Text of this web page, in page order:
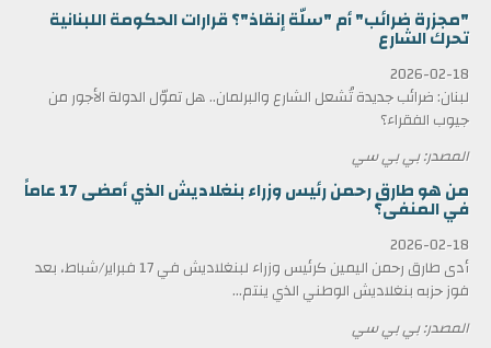
"مجزرة ضرائب" أم "سلّة إنقاذ"؟ قرارات الحكومة اللبنانية
تحرك الشارع
2026-02-18
لبنان: ضرائب جديدة تُشعل الشارع والبرلمان.. هل تموّل الدولة الأجور من
جيوب الفقراء؟
المصدر: بي بي سي
من هو طارق رحمن رئيس وزراء بنغلاديش الذي أمضى 17 عاماً
في المنفى؟
2026-02-18
أدى طارق رحمن اليمين كرئيس وزراء لبنغلاديش في 17 فبراير/شباط، بعد
فوز حزبه بنغلاديش الوطني الذي ينتم...
المصدر: بي بي سي